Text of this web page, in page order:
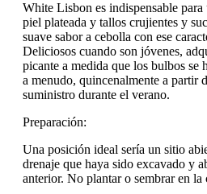
White Lisbon es indispensable para
piel plateada y tallos crujientes y
suave sabor a cebolla con ese
Deliciosos cuando son jóvenes,
picante a medida que los bulbos se
a menudo, quincenalmente a partir
suministro durante el verano.
Preparación:
Una posición ideal sería un sitio
drenaje que haya sido excavado y
anterior. No plantar o sembrar en la